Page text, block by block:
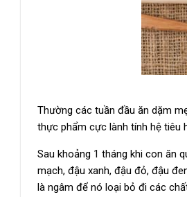
Thường các tuần đầu ăn dặm
thực phẩm cực lành tính hệ tiêu
Sau khoảng 1 tháng khi con ăn
mạch, đậu xanh, đậu đỏ, đậu
là ngâm để nó loại bỏ đi các